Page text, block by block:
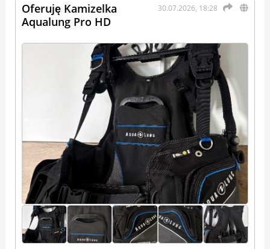
30.07.2026, 18:28
Oferuję Kamizelka
Aqualung Pro HD